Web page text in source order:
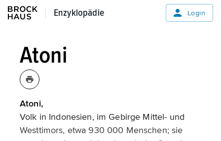
Enzyklopädie
Enzyklopädie Login
Atoni
Atoni,
Volk in Indonesien, im Gebirge Mittel- und
Westtimors, etwa 930 000 Menschen; sie